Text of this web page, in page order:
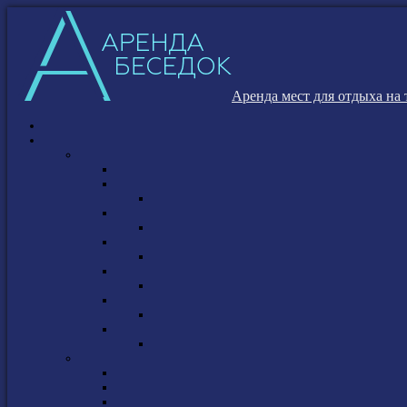
Аренда мест для отдыха на